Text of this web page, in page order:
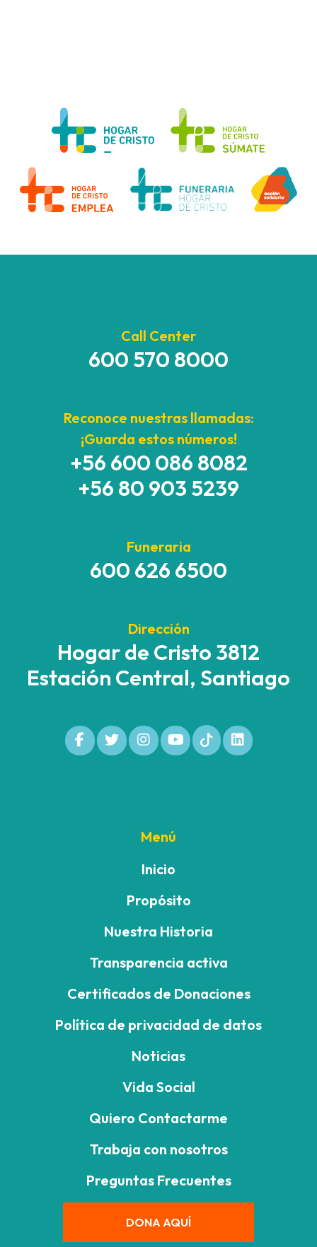
Call Center
600 570 8000
Reconoce nuestras llamadas:
¡Guarda estos números!
+56 600 086 8082
+56 80 903 5239
Funeraria
600 626 6500
Dirección
Hogar de Cristo 3812
Estación Central, Santiago
Menú
Inicio
Propósito
Nuestra Historia
Transparencia activa
Certificados de Donaciones
Política de privacidad de datos
Noticias
Vida Social
Quiero Contactarme
Trabaja con nosotros
Preguntas Frecuentes
DONA AQUÍ